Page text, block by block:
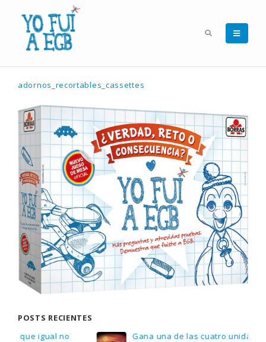
adornos_recortables_cassettes
POSTS RECIENTES
Gana una de las cuatro unidades de PLAYMOBIL